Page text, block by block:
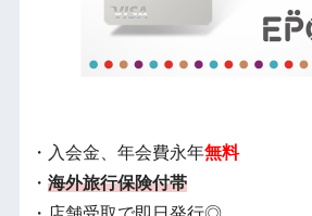
・入会金、年会費永年無料
・ 海外旅行保険付帯